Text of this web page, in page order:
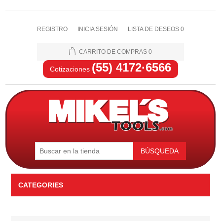
REGISTRO INICIA SESIÓN LISTA DE DESEOS 0
CARRITO DE COMPRAS 0
Cotizaciones (55) 4172·6566
BÚSQUEDA
CATEGORIES